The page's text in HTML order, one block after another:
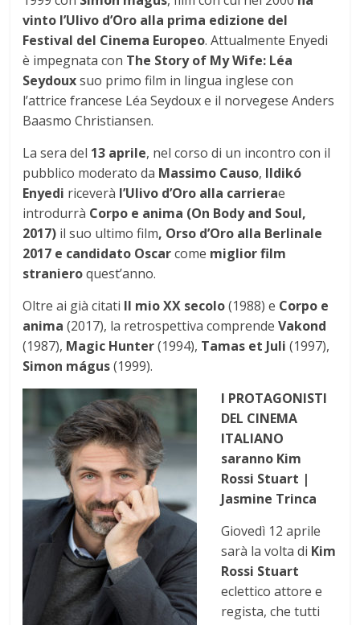
vinto l’Ulivo d’Oro alla prima edizione del
Festival del Cinema Europeo. Attualmente Enyedi
è impegnata con The Story of My Wife: Léa
Seydouxsuo primo film in lingua inglese con
l’attrice francese Léa Seydoux e il norvegese Anders
Baasmo Christiansen.
La sera del 13 aprile, nel corso di un incontro con il
pubblico moderato da Massimo Causo, Ildikó
Enyedi riceverà l’Ulivo d’Oro alla carrierae
introdurrà Corpo e anima (On Body and Soul,
2017) il suo ultimo film, Orso d’Oro alla Berlinale
2017 e candidato Oscarcome miglior film
stranieroquest’anno.
Oltre ai già citati Il mio XX secolo(1988) e Corpo e
anima (2017), la retrospettiva comprendeVakond
(1987), Magic Hunter(1994), Tamas et Juli (1997),
Simon mágus(1999).
I PROTAGONISTI
DEL CINEMA
ITALIANO
saranno Kim
Rossi Stuart |
Jasmine Trinca
Giovedì 12 aprile
sarà la volta di Kim
Rossi Stuart
eclettico attore e
regista, che tutti